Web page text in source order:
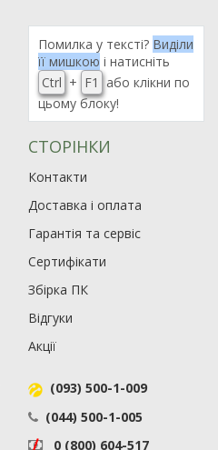
Помилка у тексті? Виділи
її мишкою і натисніть
Ctrl + F1
або клікни по
цьому блоку!
СТОРІНКИ
Контакти
Доставка і оплата
Гарантія та сервіс
Сертифікати
Збірка ПК
Відгуки
Акції
(093) 500-1-009
(044) 500-1-005
0 (800) 604-517